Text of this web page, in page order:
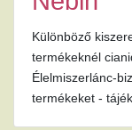
Különböző
termékeknél
Élelmiszerlánc-
termékeket -